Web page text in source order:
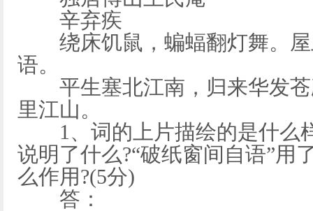
辛弃疾
绕床饥鼠，蝙蝠翻灯舞。屋
语。
平生塞北江南，归来华发苍
里江山。
1、词的上片描绘的是什么样
说明了什么?“破纸窗间自语”用
么作用?(5分)
答：